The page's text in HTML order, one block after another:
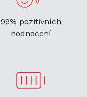
99% pozitivních
hodnocení